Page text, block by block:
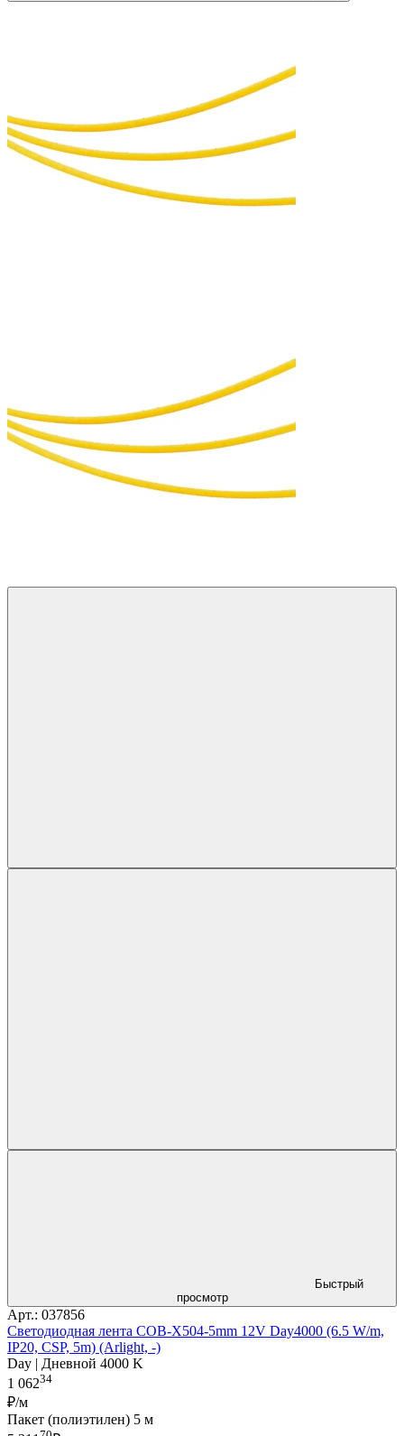
Быстрый
просмотр
Арт.: 037856
Светодиодная лента COB-X504-5mm 12V Day4000 (6.5 W/m,
IP20, CSP, 5m) (Arlight, -)
Day | Дневной 4000 K
1 06234
₽/м
Пакет (полиэтилен) 5 м